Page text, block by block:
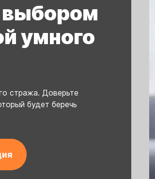
умного
стража. Доверьте
будет беречь